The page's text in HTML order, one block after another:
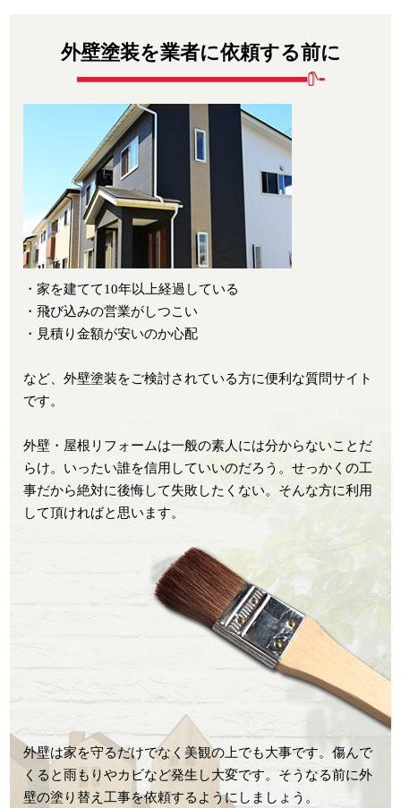
外壁塗装を業者に依頼する前に
・家を建てて10年以上経過している
・飛び込みの営業がしつこい
・見積り金額が安いのか心配
など、外壁塗装をご検討されている方に便利な質問サイト
です。
外壁・屋根リフォームは一般の素人には分からないことだ
らけ。いったい誰を信用していいのだろう。せっかくの工
事だから絶対に後悔して失敗したくない。そんな方に利用
して頂ければと思います。
外壁は家を守るだけでなく美観の上でも大事です。傷んで
くると雨もりやカビなど発生し大変です。そうなる前に外
壁の塗り替え工事を依頼するようにしましょう。